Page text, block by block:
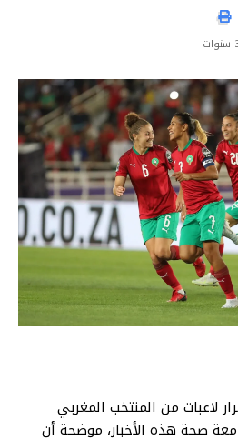
لاعبات من المنتخب المغربي
صحة هذه الأخبار، موضحة أن